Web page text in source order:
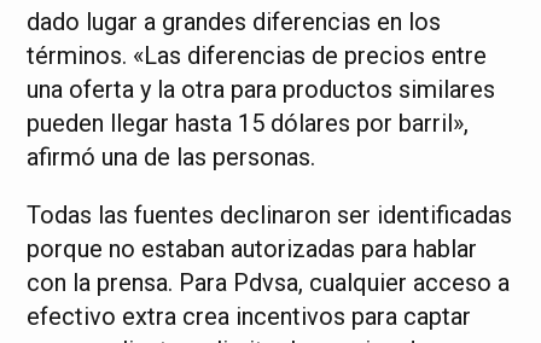
dado lugar a grandes diferencias en los
términos. «Las diferencias de precios entre
una oferta y la otra para productos similares
pueden llegar hasta 15 dólares por barril»,
afirmó una de las personas.
Todas las fuentes declinaron ser identificadas
porque no estaban autorizadas para hablar
con la prensa. Para Pdvsa, cualquier acceso a
efectivo extra crea incentivos para captar